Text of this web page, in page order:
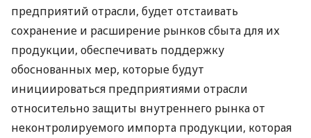
предприятий отрасли, будет отстаивать
сохранение и расширение рынков сбыта для их
продукции, обеспечивать поддержку
обоснованных мер, которые будут
инициироваться предприятиями отрасли
относительно защиты внутреннего рынка от
неконтролируемого импорта продукции, которая